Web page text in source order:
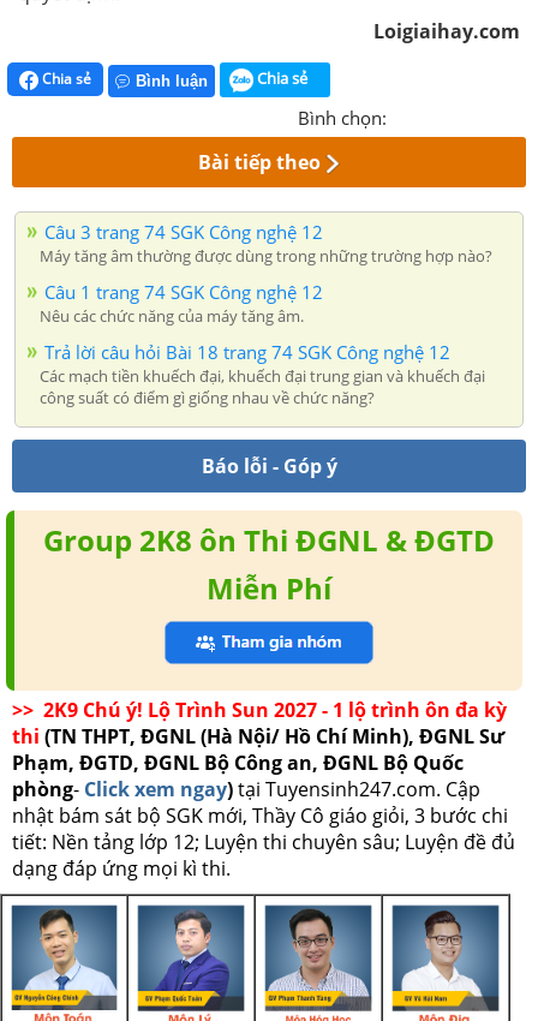
Loigiaihay.com
Chia sẻ Bình luận Chia sẻ
Bình chọn:
Bài tiếp theo
Câu 3 trang 74 SGK Công nghệ 12
Máy tăng âm thường được dùng trong những trường hợp nào?
Câu 1 trang 74 SGK Công nghệ 12
Nêu các chức năng của máy tăng âm.
Trả lời câu hỏi Bài 18 trang 74 SGK Công nghệ 12
Các mạch tiền khuếch đại, khuếch đại trung gian và khuếch đại
công suất có điểm gì giống nhau về chức năng?
Báo lỗi - Góp ý
Group 2K8 ôn Thi ĐGNL & ĐGTD
Miễn Phí
>> 2K9 Chú ý! Lộ Trình Sun 2027 - 1 lộ trình ôn đa kỳ
thi (TN THPT, ĐGNL (Hà Nội/ Hồ Chí Minh), ĐGNL Sư
Phạm, ĐGTD, ĐGNL Bộ Công an, ĐGNL Bộ Quốc
phòng- Click xem ngay)tại Tuyensinh247.com. Cập
nhật bám sát bộ SGK mới, Thầy Cô giáo giỏi, 3 bước chi
tiết: Nền tảng lớp 12; Luyện thi chuyên sâu; Luyện đề đủ
dạng đáp ứng mọi kì thi.